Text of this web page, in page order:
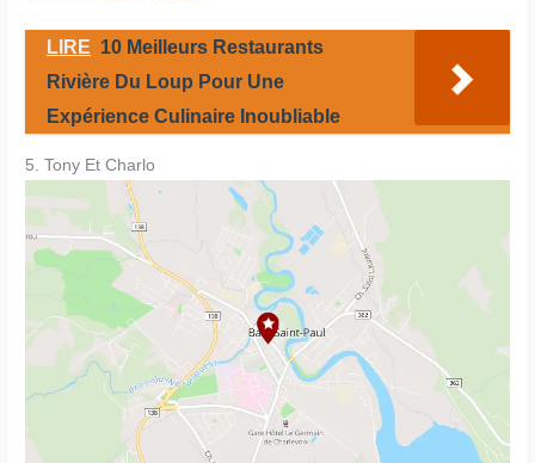
LIRE 10 Meilleurs Restaurants
Rivière Du Loup Pour Une
Expérience Culinaire Inoubliable
5. Tony Et Charlo